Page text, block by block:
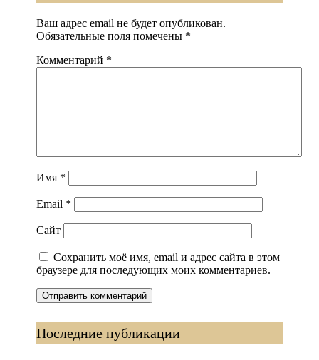
Ваш адрес email не будет опубликован.
Обязательные поля помечены *
Комментарий *
Имя *
Email *
Сайт
Сохранить моё имя, email и адрес сайта в этом
браузере для последующих моих комментариев.
Последние публикации